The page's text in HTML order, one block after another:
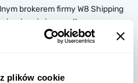
plików cookie
brokerem firmy W8 Shipping
się wysyłką
i zaufało nam tysiące
szybko i bezpiecznie!